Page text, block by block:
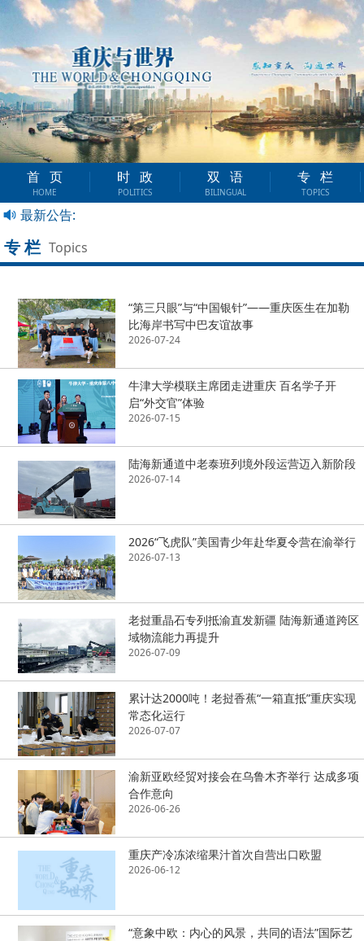
首页
HOME
时政
POLITICS
双语
BILINGUAL
专栏
TOPICS
最新公告:
专栏 Topics
“第三只眼”与“中国银针”——重庆医生在加勒
比海岸书写中巴友谊故事
2026-07-24
牛津大学模联主席团走进重庆 百名学子开
启“外交官”体验
2026-07-15
陆海新通道中老泰班列境外段运营迈入新阶段
2026-07-14
2026“飞虎队”美国青少年赴华夏令营在渝举行
2026-07-13
老挝重晶石专列抵渝直发新疆 陆海新通道跨区
域物流能力再提升
2026-07-09
累计达2000吨！老挝香蕉“一箱直抵”重庆实现
常态化运行
2026-07-07
渝新亚欧经贸对接会在乌鲁木齐举行 达成多项
合作意向
2026-06-26
重庆产冷冻浓缩果汁首次自营出口欧盟
2026-06-12
“意象中欧：内心的风景，共同的语法”国际艺